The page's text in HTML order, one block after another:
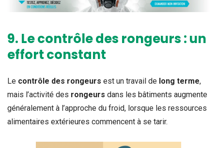
9. Le contrôle des rongeurs : un
effort constant
Le contrôle des rongeurs est un travail de long terme,
mais l’activité des rongeurs dans les bâtiments augmente
généralement à l’approche du froid, lorsque les ressources
alimentaires extérieures commencent à se tarir.